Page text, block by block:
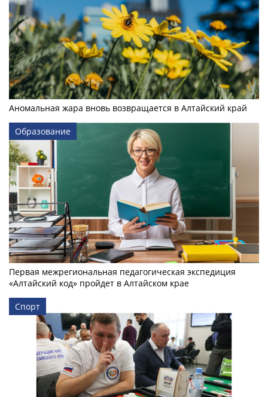
Аномальная жара вновь возвращается в Алтайский край
Образование
Первая межрегиональная педагогическая экспедиция
«Алтайский код» пройдет в Алтайском крае
Спорт